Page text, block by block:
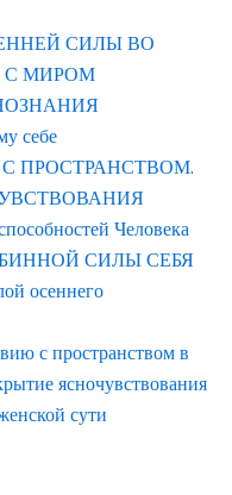
СИЛЫ ВО
С МИРОМ
себе
ПРОСТРАНСТВОМ.
Человека
СИЛЫ СЕБЯ
осеннего
с пространством в
ясночувствования
сути